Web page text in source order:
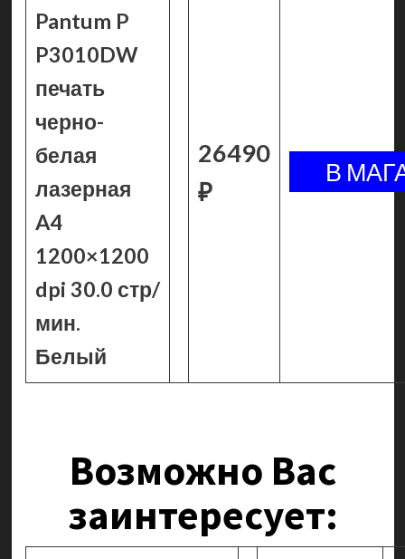
Pantum P
P3010DW
печать
черно-
белая
лазерная
A4
1200×1200
dpi 30.0 стр/
мин.
Белый
26490
₽
Возможно Вас
заинтересует: